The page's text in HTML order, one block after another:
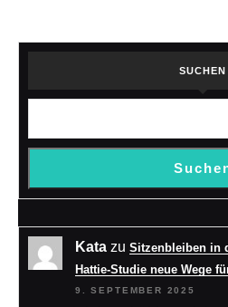
SUCHEN
Kata zu Sitzenbleiben in
Hattie-Studie neue Wege
9. SEPTEMBER 2025